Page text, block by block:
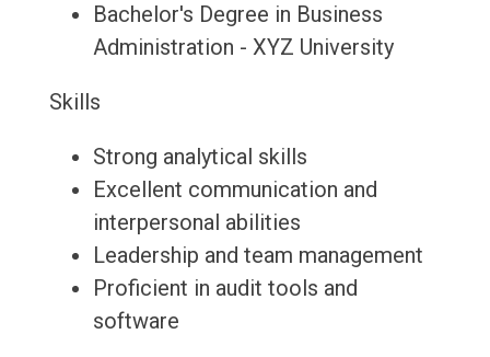
Bachelor's Degree in Business
Administration - XYZ University
Skills
Strong analytical skills
Excellent communication and
interpersonal abilities
Leadership and team management
Proficient in audit tools and
software